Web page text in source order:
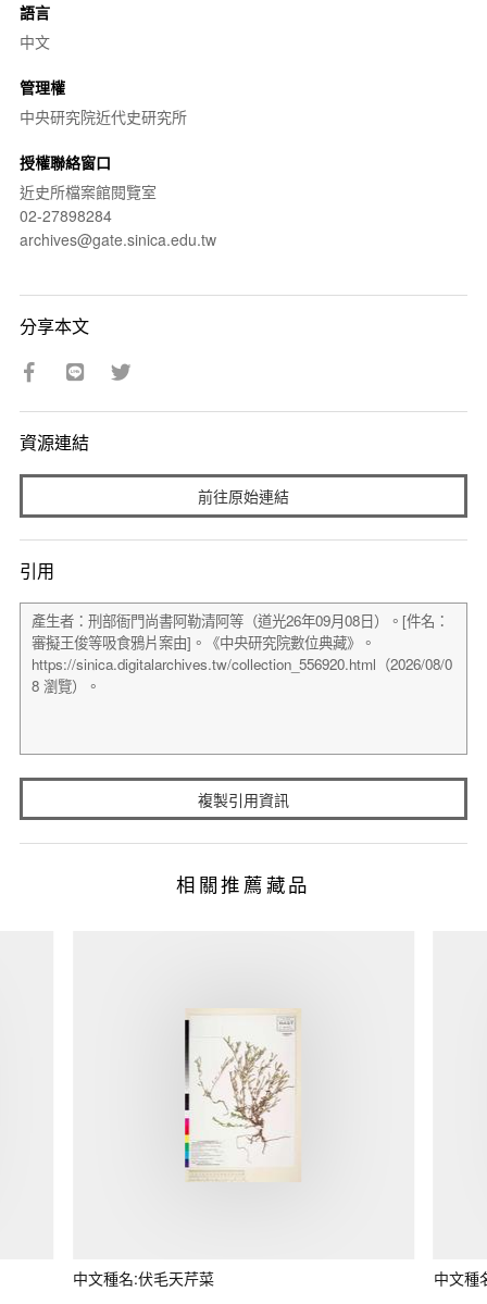
語言
中文
管理權
中央研究院近代史研究所
授權聯絡窗口
近史所檔案館閱覽室
02-27898284
archives@gate.sinica.edu.tw
分享本文
資源連結
前往原始連結
引用
複製引用資訊
相關推薦藏品
中文種名:伏毛天芹菜 中文種